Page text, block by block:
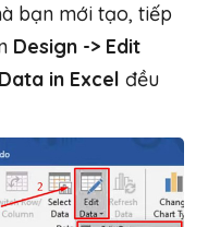
bạn mới tạo, tiếp
Design -> Edit
in Excelđều